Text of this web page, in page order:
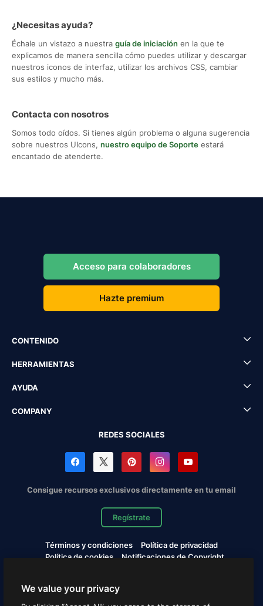
¿Necesitas ayuda?
Échale un vistazo a nuestra guía de iniciación en la que te
explicamos de manera sencilla cómo puedes utilizar y descargar
nuestros iconos de interfaz, utilizar los archivos CSS, cambiar
sus estilos y mucho más.
Contacta con nosotros
Somos todo oídos. Si tienes algún problema o alguna sugerencia
sobre nuestros UIcons, nuestro equipo de Soporte estará
encantado de atenderte.
Acceso para colaboradores
Hazte premium
CONTENIDO
HERRAMIENTAS
AYUDA
COMPANY
REDES SOCIALES
Consigue recursos exclusivos directamente en tu email
Regístrate
Términos y condiciones
Política de privacidad
Política de cookies
Notificaciones de Copyright
We value your privacy